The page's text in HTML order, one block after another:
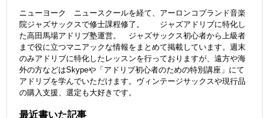
ニューヨーク ニュースクールを経て、アーロンコプランド音楽
院ジャズサックスで修士課程修了。 ジャズアドリブに特化し
た高田馬場アドリブ塾運営。 ジャズサックス初心者から上級者
まで役に立つマニアックな情報をまとめて掲載しています。週末
のみアドリブに特化したレッスンを行っておりますが、遠方や海
外の方などはSkypeや「アドリブ初心者のための特別講座」にて
アドリブを学んでいただけます。ヴィンテージサックスや現行品
の購入支援、選定も大好きです。
最近書いた記事